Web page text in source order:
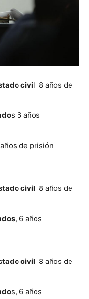
civil, 8 años de
s 6 años
de prisión
civil, 8 años de
, 6 años
civil, 8 años de
s, 6 años